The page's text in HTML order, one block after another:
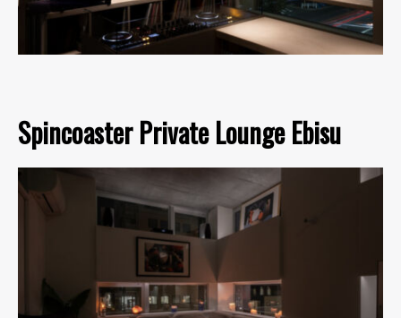
Spincoaster Private Lounge Ebisu